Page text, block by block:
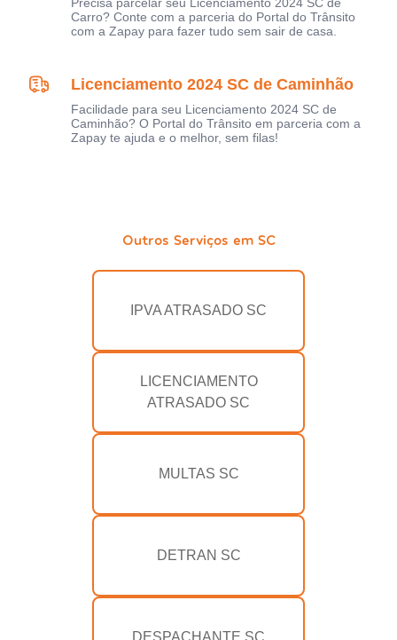
Precisa parcelar seu Licenciamento 2024 SC de
Carro? Conte com a parceria do Portal do Trânsito
com a Zapay para fazer tudo sem sair de casa.
Licenciamento 2024 SC de Caminhão
Facilidade para seu Licenciamento 2024 SC de
Caminhão? O Portal do Trânsito em parceria com a
Zapay te ajuda e o melhor, sem filas!
Outros Serviços em SC
IPVA ATRASADO SC
LICENCIAMENTO
ATRASADO SC
MULTAS SC
DETRAN SC